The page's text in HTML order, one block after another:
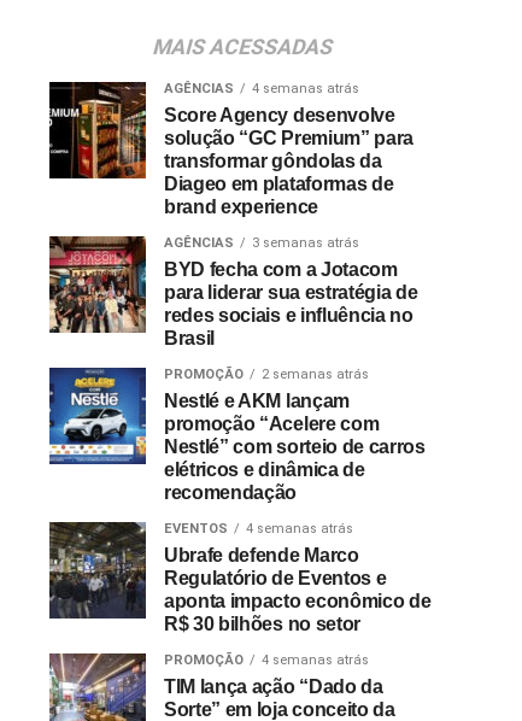
MAIS ACESSADAS
AGÊNCIAS 4 semanas atrás
Score Agency desenvolve
solução “GC Premium” para
transformar gôndolas da
Diageo em plataformas de
brand experience
AGÊNCIAS 3 semanas atrás
BYD fecha com a Jotacom
para liderar sua estratégia de
redes sociais e influência no
Brasil
PROMOÇÃO 2 semanas atrás
Nestlé e AKM lançam
promoção “Acelere com
Nestlé” com sorteio de carros
elétricos e dinâmica de
recomendação
EVENTOS 4 semanas atrás
Ubrafe defende Marco
Regulatório de Eventos e
aponta impacto econômico de
R$ 30 bilhões no setor
PROMOÇÃO 4 semanas atrás
TIM lança ação “Dado da
Sorte” em loja conceito da